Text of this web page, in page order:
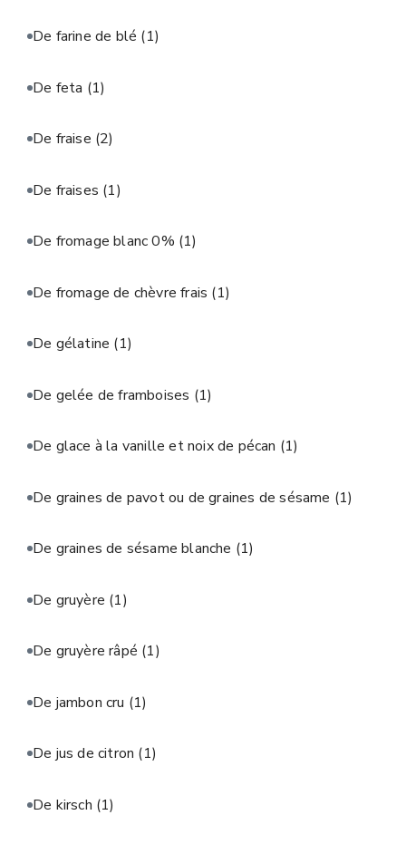
De farine de blé (1)
De feta (1)
De fraise (2)
De fraises (1)
De fromage blanc 0% (1)
De fromage de chèvre frais (1)
De gélatine (1)
De gelée de framboises (1)
De glace à la vanille et noix de pécan (1)
De graines de pavot ou de graines de sésame (1)
De graines de sésame blanche (1)
De gruyère (1)
De gruyère râpé (1)
De jambon cru (1)
De jus de citron (1)
De kirsch (1)